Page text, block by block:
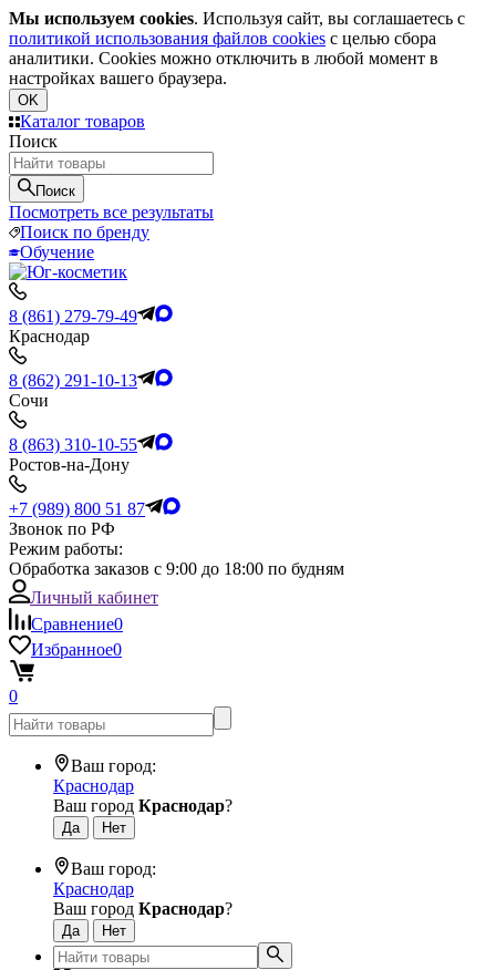
Мы используем cookies. Используя сайт, вы соглашаетесь с
политикой использования файлов cookies с целью сбора
аналитики. Cookies можно отключить в любой момент в
настройках вашего браузера.
OK
Каталог товаров
Поиск
Поиск
Посмотреть все результаты
Поиск по бренду
Обучение
8 (861) 279-79-49
Краснодар
8 (862) 291-10-13
Сочи
8 (863) 310-10-55
Ростов-на-Дону
+7 (989) 800 51 87
Звонок по РФ
Режим работы:
Обработка заказов с 9:00 до 18:00 по будням
Личный кабинет
Сравнение0
Избранное0
0
Ваш город:
Краснодар
Ваш город Краснодар?
Ваш город:
Краснодар
Ваш город Краснодар?